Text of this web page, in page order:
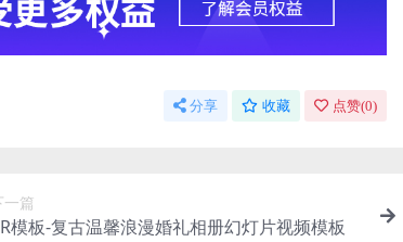
分享 收藏 点赞(0)
一篇
模板-复古温馨浪漫婚礼相册幻灯片视频模板